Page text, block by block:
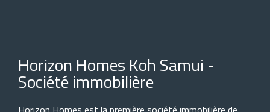
Horizon Homes Koh Samui -
Société immobilière